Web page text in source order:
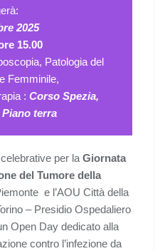
2025
15.00
Patologia del
Femminile,
: Corso Spezia,
Piano terra
per la Giornata
del Tumore della
e l’AOU Città della
– Presidio Ospedaliero
Open Day dedicato alla
contro l’infezione da